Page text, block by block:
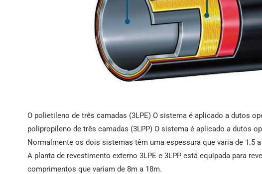
O polietileno de três camadas (3LPE) O sistema é aplicado a dutos
polipropileno de três camadas (3LPP) O sistema é aplicado a dutos
Normalmente os dois sistemas têm uma espessura que varia de 1.5
A planta de revestimento externo 3LPE e 3LPP está equipada para
comprimentos que variam de 8m a 18m.